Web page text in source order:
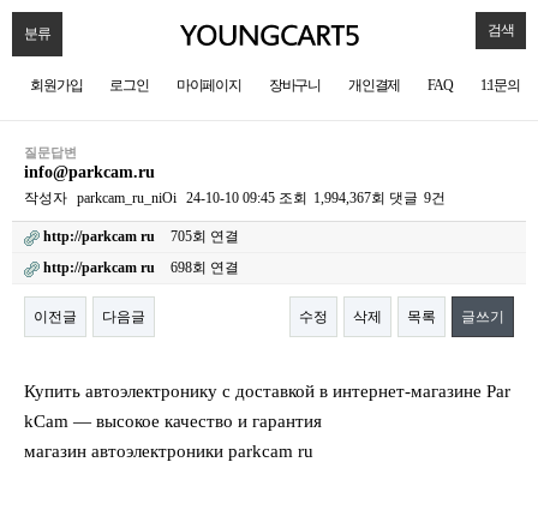
분류 검색
회원가입 로그인 마이페이지 장바구니 개인결제 FAQ 1:1문의
질문답변
info@parkcam.ru
작성자 parkcam_ru_niOi 24-10-10 09:45 조회 1,994,367회 댓글 9건
http://parkcam ru
705회 연결
http://parkcam ru
698회 연결
이전글 다음글 수정 삭제 목록 글쓰기
Купить автоэлектронику с доставкой в интернет-магазине Par
kCam — высокое качество и гарантия
магазин автоэлектроники parkcam ru